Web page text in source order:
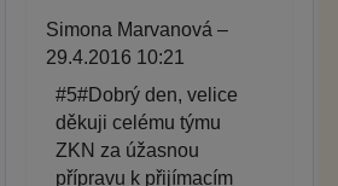
Simona Marvanová –
29.4.2016 10:21
#5#Dobrý den, velice
děkuji celému týmu
ZKN za úžasnou
přípravu k přijímacím